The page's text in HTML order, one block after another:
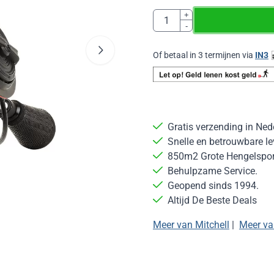
Aantal
+
-
Of betaal in 3 termijnen via IN3
Gratis verzending in
Snelle en betrouwbare
850m2 Grote
Behulpzame Service.
Geopend sinds 1994.
Altijd De Beste Deals
Meer van Mitchell | Meer